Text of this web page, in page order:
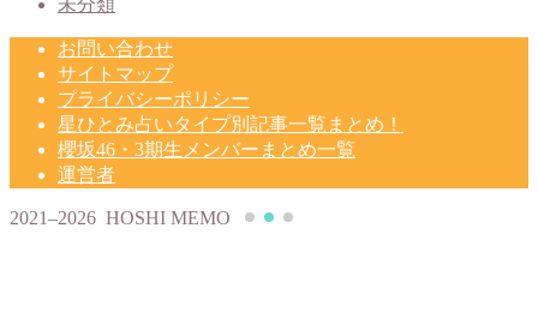
お問い合わせ
サイトマップ
プライバシーポリシー
星ひとみ占いタイプ別記事一覧まとめ！
櫻坂46・3期生メンバーまとめ一覧
運営者
2021–2026 HOSHI MEMO